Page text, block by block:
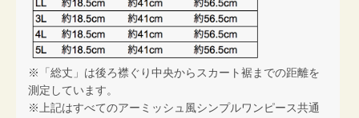
※「総丈」は後ろ襟ぐり中央からスカート裾までの距離を
測定しています。
※上記はすべてのアーミッシュ風シンプルワンピース共通